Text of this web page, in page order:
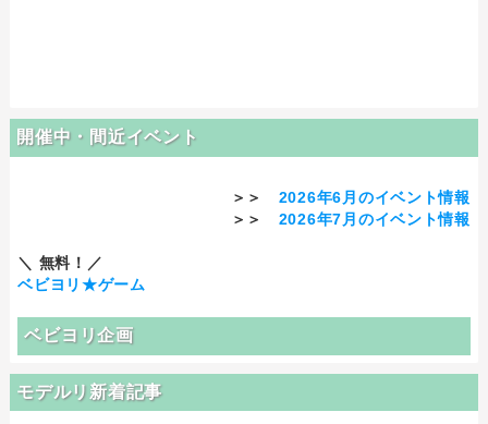
開催中・間近イベント
＞＞ 2026年6月のイベント情報
＞＞ 2026年7月のイベント情報
＼ 無料！／
ベビヨリ★ゲーム
ベビヨリ企画
モデルリ新着記事